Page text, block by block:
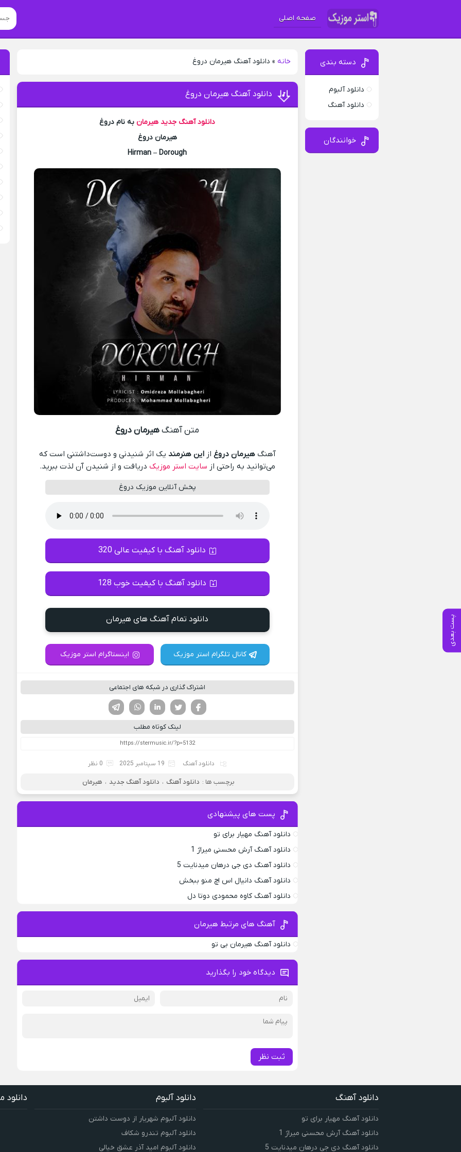
صفحه اصلی
خانه » دانلود آهنگ هیرمان دروغ
پست بعدی
دانلود آهنگ هیرمان دروغ
دانلود آهنگ جدید هیرمانبه نام دروغ
هیرمان دروغ
Hirman – Dorough
متن آهنگهیرمان دروغ
آهنگهیرمان دروغ ازاین هنرمند یک اثر شنیدنی و دوست‌داشتنی است که
می‌توانید به راحتی از سایت استر موزیک دریافت و از شنیدن آن لذت ببرید.
پخش آنلاین موزیک دروغ
دانلود آهنگ با کیفیت عالی 320
دانلود آهنگ با کیفیت خوب 128
دانلود تمام آهنگ های هیرمان
کانال تلگرام استر موزیک اینستاگرام استر موزیک
اشتراک گذاری در شبکه های اجتماعی
لینکدین تویتر
فیسوک
لینک کوتاه مطلب
دانلود آهنگ 19 سپتامبر 2025 0 نظر
برچسب ها : دانلود آهنگ ، دانلود آهنگ جدید ، هیرمان
پست های پیشنهادی
دانلود آهنگ مهیار برای تو
دانلود آهنگ آرش محسنی میراژ 1
دانلود آهنگ دی جی درهان میدنایت 5
دانلود آهنگ دانیال اس اچ منو ببخش
دانلود آهنگ کاوه محمودی دوتا دل
آهنگ های مرتبط هیرمان
دانلود آهنگ هیرمان بی تو
دیدگاه خود را بگذارید
ثبت نظر
دسته بندی
دانلود آلبوم
دانلود آهنگ
خوانندگان
دانلود آهنگ
دانلود آهنگ مهیار برای تو
دانلود آهنگ آرش محسنی میراژ 1
دانلود آهنگ دی جی درهان میدنایت 5
دانلود آلبوم
دانلود آلبوم شهریار از دوست داشتن
دانلود آلبوم تندرو شکاف
دانلود آلبوم امید آذر عشق خیالی
دانلود